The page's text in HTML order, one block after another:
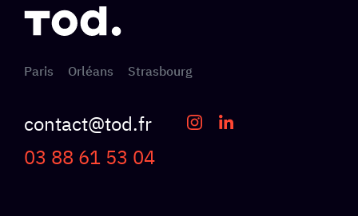
Paris Orléans Strasbourg
contact@tod.fr
03 88 61 53 04